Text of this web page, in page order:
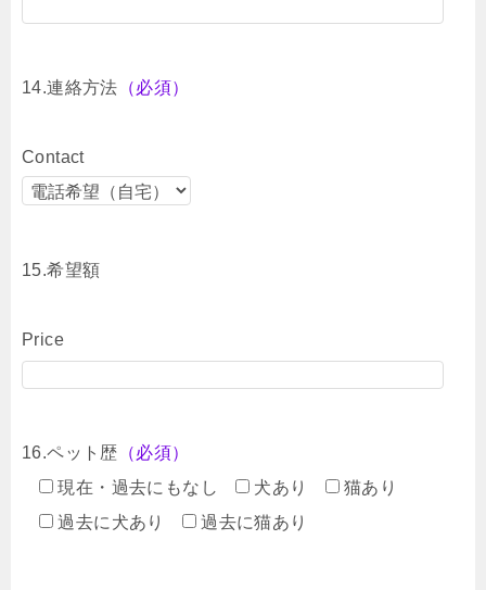
14.連絡方法 （必須）
Contact
15.希望額
Price
16.ペット歴 （必須）
現在・過去にもなし
犬あり
猫あり
過去に犬あり
過去に猫あり